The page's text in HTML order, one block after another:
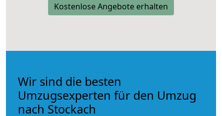
Kostenlose Angebote erhalten
Wir sind die besten
Umzugsexperten für den Umzug
nach Stockach